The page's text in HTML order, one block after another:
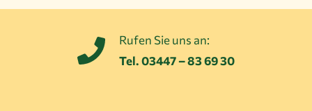
Rufen Sie uns an:
Tel. 03447 – 83 69 30